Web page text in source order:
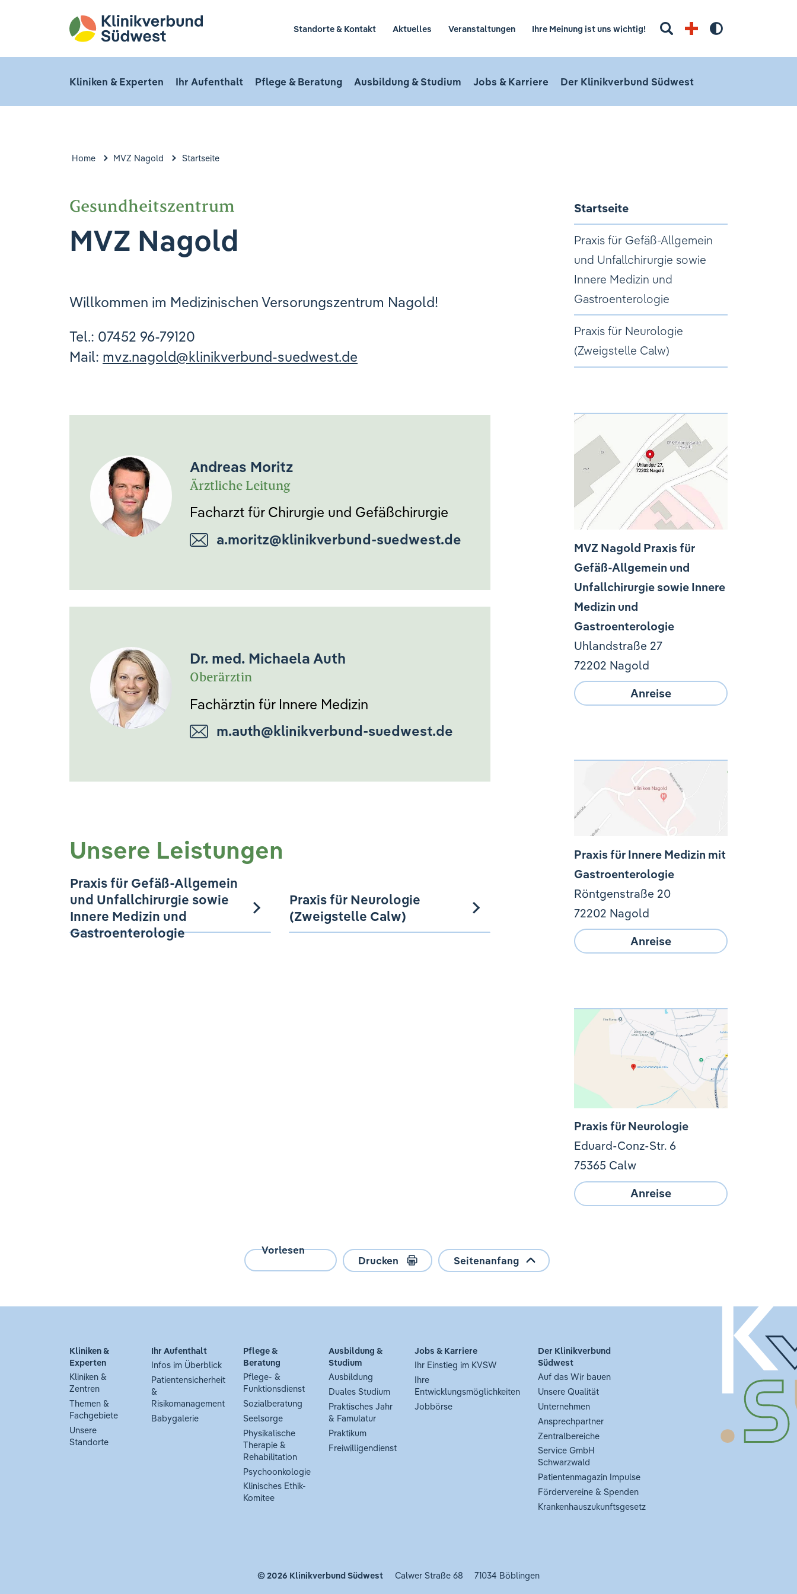
Standorte & Kontakt Aktuelles Veranstaltungen Ihre Meinung ist uns wichtig!
Suchbegriff eingeben
Hoher
Kliniken & Experten Ihr Aufenthalt Pflege & Beratung Ausbildung & Studium Jobs & Karriere Der Klinikverbund Südwest
Home MVZ Nagold Startseite
Gesundheitszentrum
MVZ Nagold
Willkommen im Medizinischen Versorungszentrum Nagold!
Tel.: 07452 96-79120
Mail: mvz.nagold@klinikverbund-suedwest.de
Andreas Moritz
Ärztliche Leitung
Facharzt für Chirurgie und Gefäßchirurgie
a.moritz@klinikverbund-suedwest.de
Dr. med. Michaela Auth
Oberärztin
Fachärztin für Innere Medizin
m.auth@klinikverbund-suedwest.de
Unsere Leistungen
Praxis für Gefäß-Allgemein
und Unfallchirurgie sowie
Innere Medizin und
Gastroenterologie
Praxis für Neurologie
(Zweigstelle Calw)
Startseite
Praxis für Gefäß-Allgemein
und Unfallchirurgie sowie
Innere Medizin und
Gastroenterologie
Praxis für Neurologie
(Zweigstelle Calw)
MVZ Nagold Praxis für
Gefäß-Allgemein und
Unfallchirurgie sowie Innere
Medizin und
Gastroenterologie
Uhlandstraße 27
72202 Nagold
Anreise
Praxis für Innere Medizin mit
Gastroenterologie
Röntgenstraße 20
72202 Nagold
Anreise
Praxis für Neurologie
Eduard-Conz-Str. 6
75365 Calw
Anreise
Vorlesen
Drucken
Seitenanfang
Kliniken &
Experten
Kliniken &
Zentren
Themen &
Fachgebiete
Unsere
Standorte
Ihr Aufenthalt
Infos im Überblick
Patientensicherheit
&
Risikomanagement
Babygalerie
Pflege &
Beratung
Pflege- &
Funktionsdienst
Sozialberatung
Seelsorge
Physikalische
Therapie &
Rehabilitation
Psychoonkologie
Klinisches Ethik-
Komitee
Ausbildung &
Studium
Ausbildung
Duales Studium
Praktisches Jahr
& Famulatur
Praktikum
Freiwilligendienst
Jobs & Karriere
Ihr Einstieg im KVSW
Ihre
Entwicklungsmöglichkeiten
Jobbörse
Der Klinikverbund
Südwest
Auf das Wir bauen
Unsere Qualität
Unternehmen
Ansprechpartner
Zentralbereiche
Service GmbH
Schwarzwald
Patientenmagazin Impulse
Fördervereine & Spenden
Krankenhauszukunftsgesetz
© 2026 Klinikverbund Südwest Calwer Straße 68 71034 Böblingen